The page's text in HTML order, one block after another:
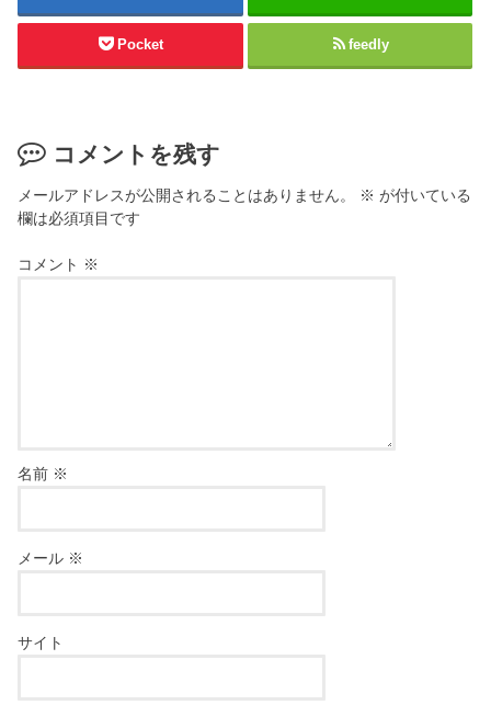
Pocket feedly
コメントを残す
メールアドレスが公開されることはありません。 ※ が付いている
欄は必須項目です
コメント ※
名前 ※
メール ※
サイト